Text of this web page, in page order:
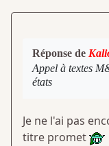
Réponse de
Appel à textes
états
Je ne l'ai pas
titre promet